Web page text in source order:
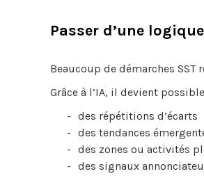
Passer d’une
Beaucoup de démarches SST
Grâce à l’IA, il devient
des répétitions d’écarts
des tendances
des zones ou activités
des signaux